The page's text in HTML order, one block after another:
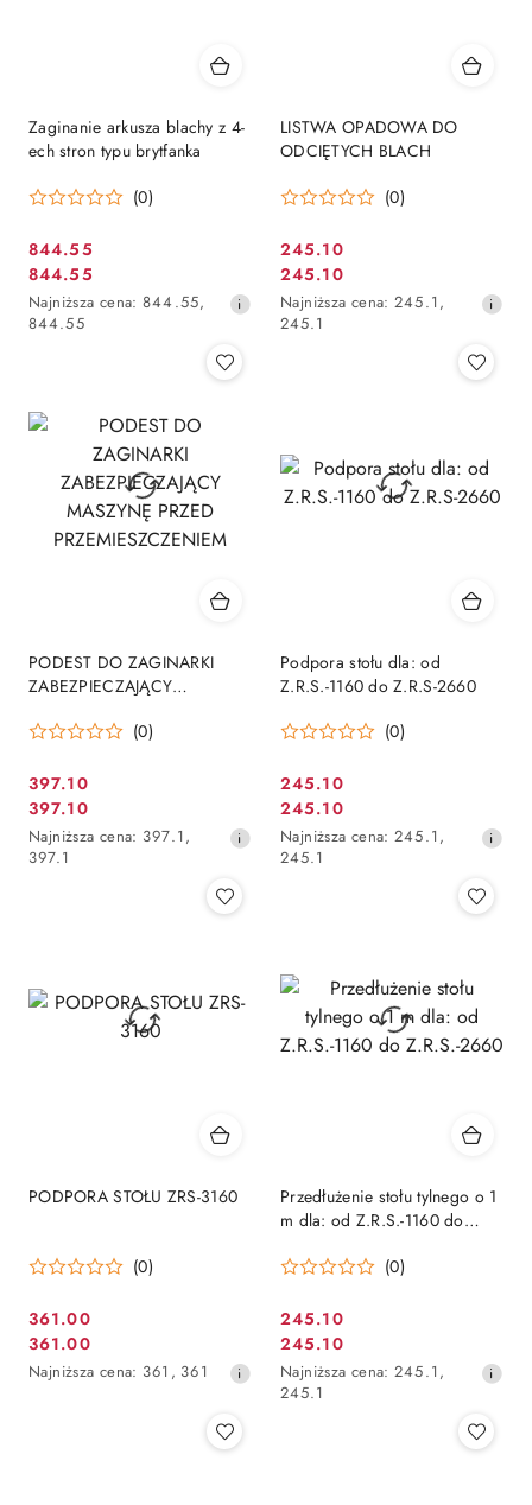
Zaginanie arkusza blachy z 4-
ech stron typu brytfanka
(0)
Cena
promocyjna:
844.55
Cena
promocyjna:
844.55
Najniższa
cena
przed
obniżką
Najniższa cena: 844.55,
844.55
LISTWA OPADOWA DO
ODCIĘTYCH BLACH
(0)
Cena
promocyjna:
245.10
Cena
promocyjna:
245.10
Najniższa
cena
Najniższa cena: 245.1,
245.1
PODEST DO ZAGINARKI
ZABEZPIECZAJĄCY
PRZEMIESZCZENIEM
(0)
Cena
promocyjna:
397.10
Cena
promocyjna:
397.10
Najniższa
cena
Najniższa cena: 397.1,
397.1
Podpora stołu dla: od
Z.R.S.-1160 do Z.R.S-2660
(0)
Cena
promocyjna:
245.10
Cena
promocyjna:
245.10
Najniższa
cena
Najniższa cena: 245.1,
245.1
PODPORA STOŁU ZRS-3160
(0)
Cena
promocyjna:
361.00
Cena
promocyjna:
361.00
Najniższa
Najniższa cena: 361 , 361
Przedłużenie stołu tylnego o 1
m dla: od Z.R.S.-1160 do
(0)
Cena
promocyjna:
245.10
Cena
promocyjna:
245.10
Najniższa
cena
Najniższa cena: 245.1,
245.1